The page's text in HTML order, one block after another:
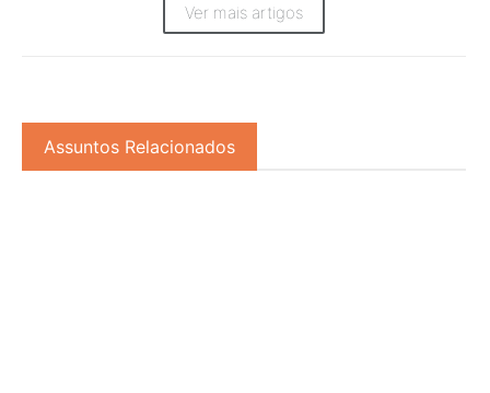
Ver mais artigos
Assuntos Relacionados